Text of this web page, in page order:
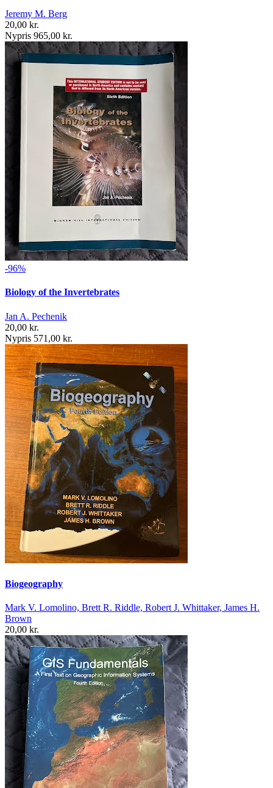
Jeremy M. Berg
20,00 kr.
Nypris 965,00 kr.
-96%
Biology of the Invertebrates
Jan A. Pechenik
20,00 kr.
Nypris 571,00 kr.
Biogeography
Mark V. Lomolino, Brett R. Riddle, Robert J. Whittaker, James H.
Brown
20,00 kr.